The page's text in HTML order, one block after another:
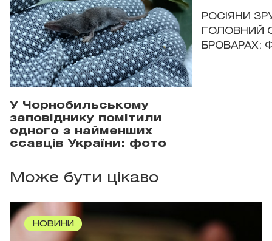
У Чорнобильському
заповіднику помітили
одного з найменших
ссавців України: фото
РОСІЯНИ
ГОЛОВНИЙ
БРОВАРАХ:
Може бути цікаво
НОВИНИ